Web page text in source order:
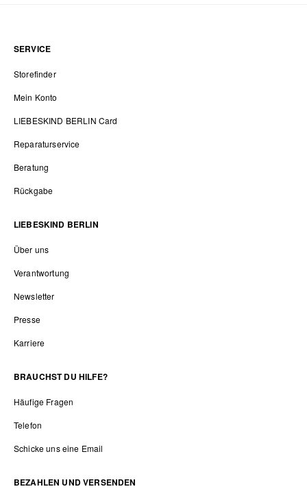
SERVICE
Storefinder
Mein Konto
LIEBESKIND BERLIN Card
Reparaturservice
Beratung
Rückgabe
LIEBESKIND BERLIN
Über uns
Verantwortung
Newsletter
Presse
Karriere
BRAUCHST DU HILFE?
Häufige Fragen
Telefon
Schicke uns eine Email
BEZAHLEN UND VERSENDEN